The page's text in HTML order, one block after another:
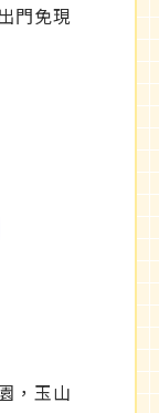
門免現
，玉山